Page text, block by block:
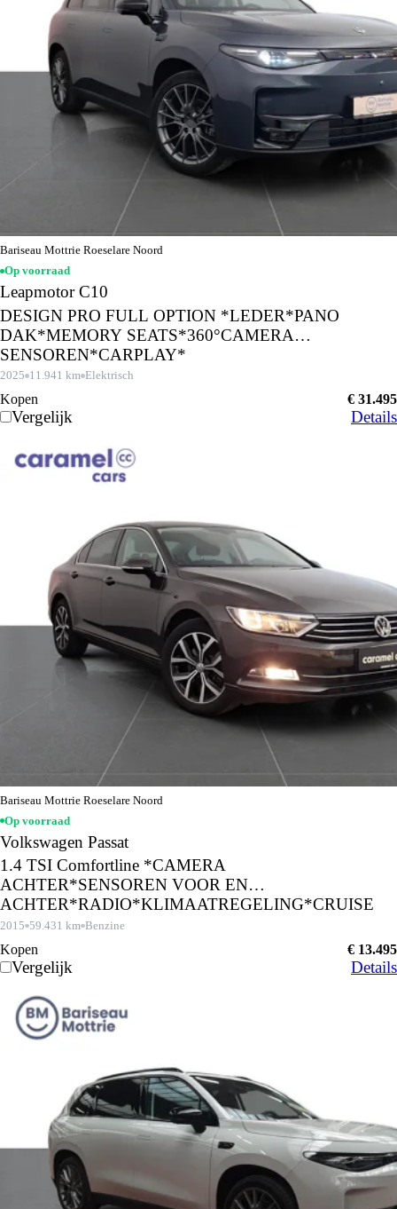
Bariseau Mottrie Roeselare Noord
Op voorraad
Leapmotor C10
DESIGN PRO FULL OPTION *LEDER*PANO
DAK*MEMORY SEATS*360°CAMERA
SENSOREN*CARPLAY*
2025 11.941 km Elektrisch
Kopen € 31.495
Vergelijk Details
Bariseau Mottrie Roeselare Noord
Op voorraad
Volkswagen Passat
1.4 TSI Comfortline *CAMERA
ACHTER*SENSOREN VOOR EN
ACHTER*RADIO*KLIMAATREGELING*CRUISE
CONTROL*
2015 59.431 km Benzine
Kopen € 13.495
Vergelijk Details